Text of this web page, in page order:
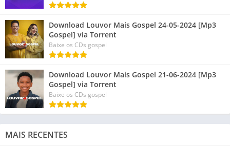
Download Louvor Mais Gospel 24-05-2024 [Mp3
Gospel] via Torrent
Baixe os CDs gospel
Download Louvor Mais Gospel 21-06-2024 [Mp3
Gospel] via Torrent
Baixe os CDs gospel
MAIS RECENTES